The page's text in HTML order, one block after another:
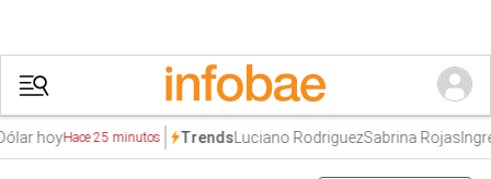
hoyHace 25 minutos TrendsLuciano RodriguezSabrina Rojas